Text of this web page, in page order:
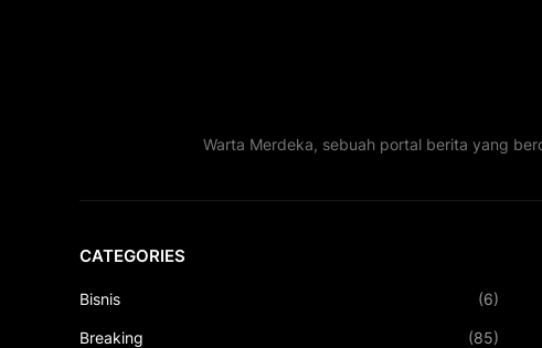
Warta Merdeka, sebuah portal berita yang
CATEGORIES
Bisnis (6)
Breaking (85)